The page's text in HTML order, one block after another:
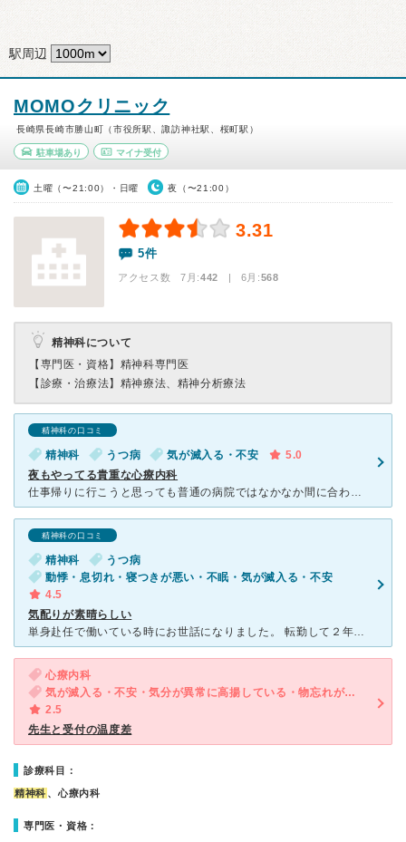
駅周辺
MOMOクリニック
長崎県長崎市勝山町（市役所駅、諏訪神社駅、桜町駅）
駐車場あり マイナ受付
土曜（〜21:00）・日曜 夜（〜21:00）
3.31
5件
アクセス数 7月:442 | 6月:568
精神科について
【専門医・資格】 精神科専門医
【診療・治療法】 精神療法、精神分析療法
精神科の口コミ
精神科 うつ病 気が滅入る・不安
5.0
夜もやってる貴重な心療内科
仕事帰りに行こうと思っても普通の病院ではなかなか間に合わず困っていました。 こちらは夜9時までやっているので助かりました。 先生は随分とお世話になりました。 こちらが何を話して良いのか考えが
精神科の口コミ
精神科
うつ病
動悸・息切れ・寝つきが悪い・不眠・気が滅入る・不安
4.5
気配りが素晴らしい
単身赴任で働いている時にお世話になりました。 転勤して２年がたち、疲労がたまっていましたが、不調が治らないため、相談に行きました。 私のまとまっていない話も、嫌がらずきいていただけ、いろんな事情も
心療内科
気が滅入る・不安・気分が異常に高揚している・物忘れがひどい・過眠
2.5
先生と受付の温度差
診療科目：
精神科 、心療内科
専門医・資格：